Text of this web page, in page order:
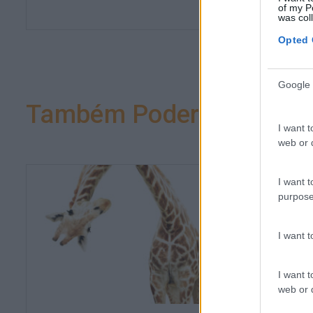
of my
was
Opted
Google
I want
web or
I want
I want
I want
web or
Também Poderá Gostar